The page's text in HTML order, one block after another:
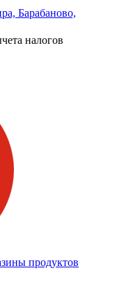
Барабаново,
налогов
продуктов